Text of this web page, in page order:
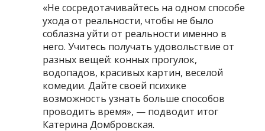
«Не сосредотачивайтесь на одном способе
ухода от реальности, чтобы не было
соблазна уйти от реальности именно в
него. Учитесь получать удовольствие от
разных вещей: конных прогулок,
водопадов, красивых картин, веселой
комедии. Дайте своей психике
возможность узнать больше способов
проводить время», — подводит итог
Катерина Домбровская.